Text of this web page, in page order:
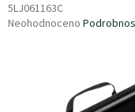
5LJ061163C
Průměrné
Neohodnoceno